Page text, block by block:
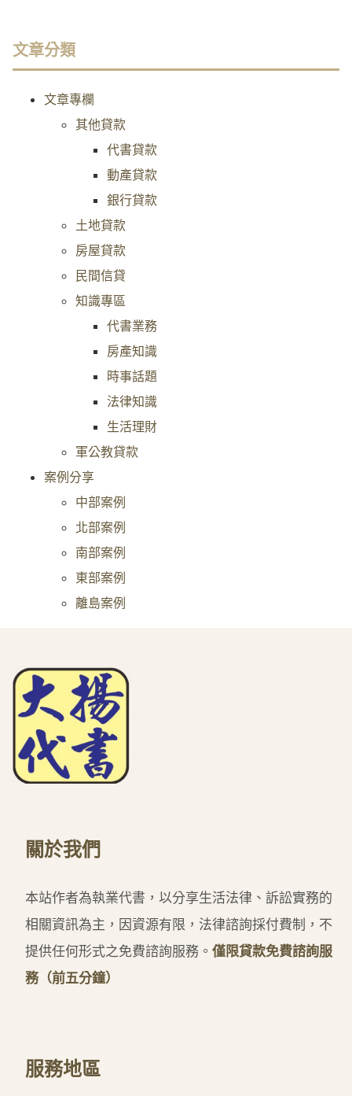
文章分類
文章專欄
其他貸款
代書貸款
動產貸款
銀行貸款
土地貸款
房屋貸款
民間信貸
知識專區
代書業務
房產知識
時事話題
法律知識
生活理財
軍公教貸款
案例分享
中部案例
北部案例
南部案例
東部案例
離島案例
關於我們
本站作者為執業代書，以分享生活法律、訴訟實務的
相關資訊為主，因資源有限，法律諮詢採付費制，不
提供任何形式之免費諮詢服務。 僅限貸款免費諮詢服
務（前五分鐘）
服務地區